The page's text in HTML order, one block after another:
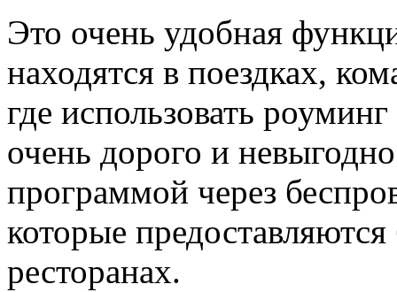
Это очень удобная
находятся в поездках,
где использовать
очень дорого и
программой через
которые
ресторанах.